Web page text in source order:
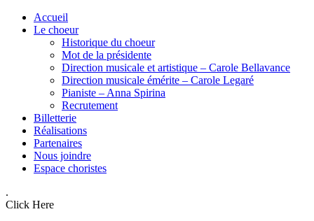
Accueil
Le choeur
Historique du choeur
Mot de la présidente
Direction musicale et artistique – Carole Bellavance
Direction musicale émérite – Carole Legaré
Pianiste – Anna Spirina
Recrutement
Billetterie
Réalisations
Partenaires
Nous joindre
Espace choristes
.
Click Here